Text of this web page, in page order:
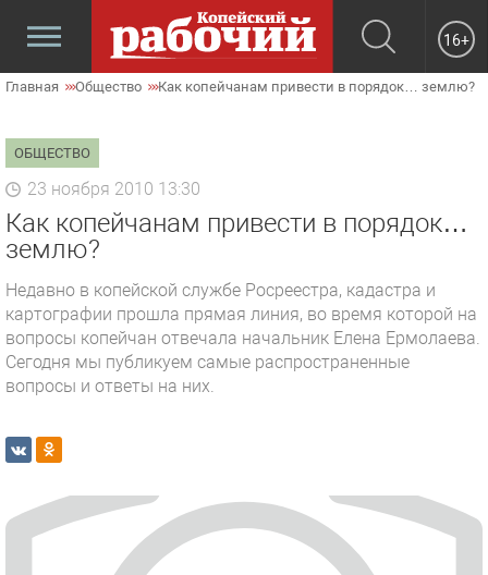
16+
Главная Общество Как копейчанам привести в порядок… землю?
ОБЩЕСТВО
23 ноября 2010 13:30
Как копейчанам привести в порядок…
землю?
Недавно в копейской службе Росреестра, кадастра и
картографии прошла прямая линия, во время которой на
вопросы копейчан отвечала начальник Елена Ермолаева.
Сегодня мы публикуем самые распространенные
вопросы и ответы на них.